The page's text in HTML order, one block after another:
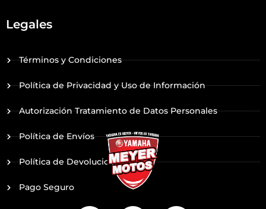
Legales
Términos y Condiciones
Política de Privacidad y Uso de Información
Autorización Tratamiento de Datos Personales
Política de Envíos
Política de Devoluciones
Pago Seguro